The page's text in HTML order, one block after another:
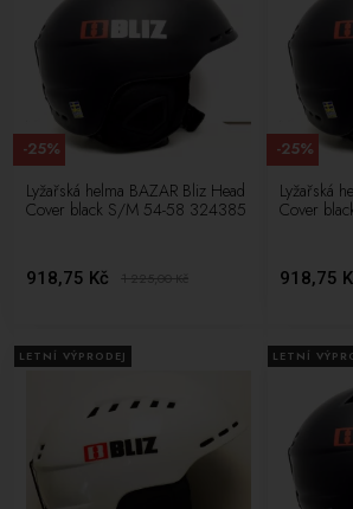
Lyžařská helma BAZAR Bliz Head
Cover black S/M 54-58 324385
918,75 Kč 1 225,00Kč
-25%
Lyžařská
Cover
918,75
-25%
LETNÍ VÝPRODEJ LETNÍ